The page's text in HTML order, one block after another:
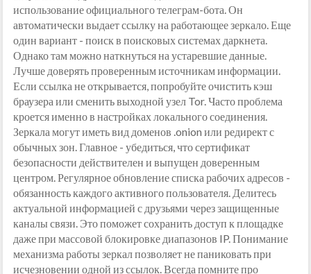
использование официального телеграм-бота. Он
автоматически выдает ссылку на работающее зеркало. Еще
один вариант - поиск в поисковых системах даркнета.
Однако там можно наткнуться на устаревшие данные.
Лучше доверять проверенным источникам информации.
Если ссылка не открывается, попробуйте очистить кэш
браузера или сменить выходной узел Tor. Часто проблема
кроется именно в настройках локального соединения.
Зеркала могут иметь вид доменов .onion или редирект с
обычных зон. Главное - убедиться, что сертификат
безопасности действителен и выпущен доверенным
центром. Регулярное обновление списка рабочих адресов -
обязанность каждого активного пользователя. Делитесь
актуальной информацией с друзьями через защищенные
каналы связи. Это поможет сохранить доступ к площадке
даже при массовой блокировке диапазонов IP. Понимание
механизма работы зеркал позволяет не паниковать при
исчезновении одной из ссылок. Всегда помните про